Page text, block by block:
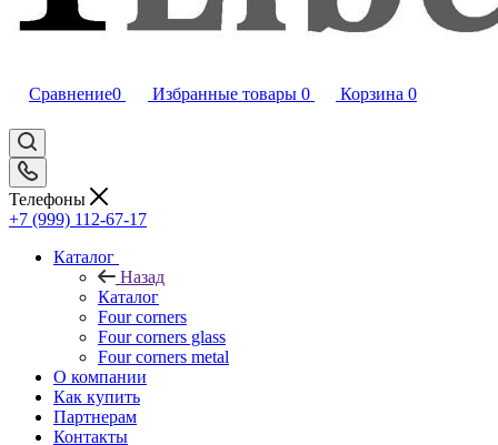
Сравнение0 Избранные товары 0 Корзина 0
Телефоны
+7 (999) 112-67-17
Каталог
Назад
Каталог
Four corners
Four corners glass
Four corners metal
О компании
Как купить
Партнерам
Контакты